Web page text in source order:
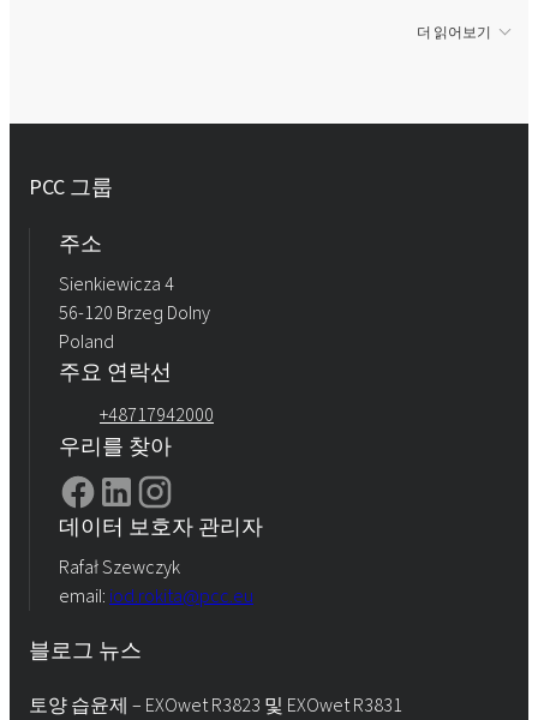
더 읽어보기
PCC 그룹
주소
Sienkiewicza 4
56-120 Brzeg Dolny
Poland
주요 연락선
+48717942000
우리를 찾아
데이터 보호자 관리자
Rafał Szewczyk
email: iod.rokita@pcc.eu
블로그 뉴스
토양 습윤제 – EXOwet R3823 및 EXOwet R3831